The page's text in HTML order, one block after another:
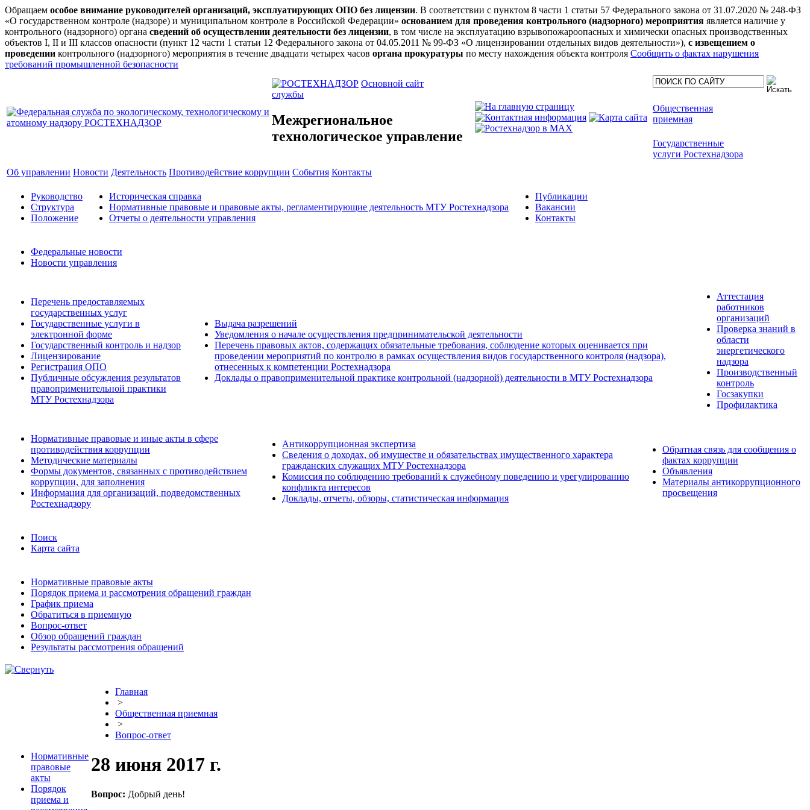
Обращаем особое внимание руководителей организаций, эксплуатирующих ОПО без лицензии. В соответствии с пунктом 8 части 1 статьи 57 Федерального закона от 31.07.2020 № 248-ФЗ
«О государственном контроле (надзоре) и муниципальном контроле в Российской Федерации» основанием для проведения контрольного (надзорного) мероприятия является наличие у
контрольного (надзорного) органа сведений об осуществлении деятельности без лицензии, в том числе на эксплуатацию взрывопожароопасных и химически опасных производственных
объектов I, II и III классов опасности (пункт 12 части 1 статьи 12 Федерального закона от 04.05.2011 № 99-ФЗ «О лицензировании отдельных видов деятельности»), с извещением о
проведении контрольного (надзорного) мероприятия в течение двадцати четырех часов органа прокуратуры по месту нахождения объекта контроля Сообщить о фактах нарушения
требований промышленной безопасности
Основной сайт
службы
Межрегиональное
технологическое управление
Общественная
приемная
Государственные
услуги Ростехнадзора
Об управлении Новости Деятельность Противодействие коррупции События Контакты
Руководство
Структура
Положение
Историческая справка
Нормативные правовые и правовые акты, регламентирующие деятельность МТУ Ростехнадзора
Отчеты о деятельности управления
Публикации
Вакансии
Контакты
Федеральные новости
Новости управления
Перечень предоставляемых
государственных услуг
Государственные услуги в
электронной форме
Государственный контроль и надзор
Лицензирование
Регистрация ОПО
Публичные обсуждения результатов
правоприменительной практики
МТУ Ростехнадзора
Выдача разрешений
Уведомления о начале осуществления предпринимательской деятельности
Перечень правовых актов, содержащих обязательные требования, соблюдение которых оценивается при
проведении мероприятий по контролю в рамках осуществления видов государственного контроля (надзора),
отнесенных к компетенции Ростехнадзора
Доклады о правоприменительной практике контрольной (надзорной) деятельности в МТУ Ростехнадзора
Аттестация
работников
организаций
Проверка знаний в
области
энергетического
надзора
Производственный
контроль
Госзакупки
Профилактика
Нормативные правовые и иные акты в сфере
противодействия коррупции
Методические материалы
Формы документов, связанных с противодействием
коррупции, для заполнения
Информация для организаций, подведомственных
Ростехнадзору
Антикоррупционная экспертиза
Сведения о доходах, об имуществе и обязательствах имущественного характера
гражданских служащих МТУ Ростехнадзора
Комиссия по соблюдению требований к служебному поведению и урегулированию
конфликта интересов
Доклады, отчеты, обзоры, статистическая информация
Обратная связь для сообщения о
фактах коррупции
Объявления
Материалы антикоррупционного
просвещения
Поиск
Карта сайта
Нормативные правовые акты
Порядок приема и рассмотрения обращений граждан
График приема
Обратиться в приемную
Вопрос-ответ
Обзор обращений граждан
Результаты рассмотрения обращений
Нормативные
правовые
акты
Порядок
приема и
Главная
>
Общественная приемная
>
Вопрос-ответ
28 июня 2017 г.
Вопрос: Добрый день!